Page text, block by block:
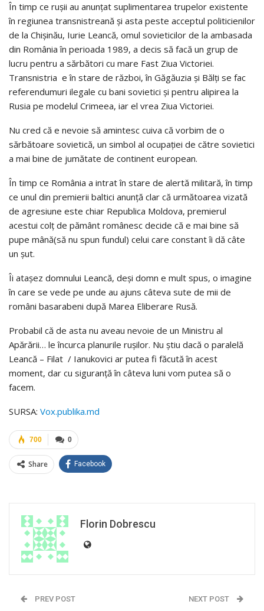
În timp ce ruşii au anunţat suplimentarea trupelor existente
în regiunea transnistreană şi asta peste acceptul politicienilor
de la Chişinău, Iurie Leancă, omul sovieticilor de la ambasada
din România în perioada 1989, a decis să facă un grup de
lucru pentru a sărbători cu mare Fast Ziua Victoriei.
Transnistria e în stare de război, în Găgăuzia şi Bălţi se fac
referendumuri ilegale cu bani sovietici şi pentru alipirea la
Rusia pe modelul Crimeea, iar el vrea Ziua Victoriei.
Nu cred că e nevoie să amintesc cuiva că vorbim de o
sărbătoare sovietică, un simbol al ocupaţiei de către sovietici
a mai bine de jumătate de continent european.
În timp ce România a intrat în stare de alertă militară, în timp
ce unul din premierii baltici anunţă clar că următoarea vizată
de agresiune este chiar Republica Moldova, premierul
acestui colţ de pământ românesc decide că e mai bine să
pupe mână(să nu spun fundul) celui care constant îi dă câte
un şut.
Îi ataşez domnului Leancă, deşi domn e mult spus, o imagine
în care se vede pe unde au ajuns câteva sute de mii de
români basarabeni după Marea Eliberare Rusă.
Probabil că de asta nu aveau nevoie de un Ministru al
Apărării… le încurca planurile ruşilor. Nu ştiu dacă o paralelă
Leancă – Filat / Ianukovici ar putea fi făcută în acest
moment, dar cu siguranţă în câteva luni vom putea să o
facem.
SURSA: Vox.publika.md
0
700
Share Facebook
Florin Dobrescu
PREV POST NEXT POST